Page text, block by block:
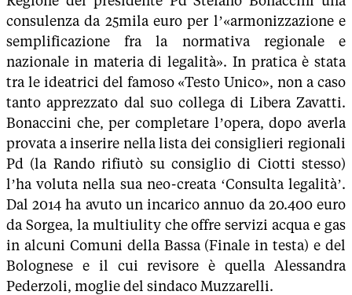
consulenza da 25mila euro per l’«armonizzazione e
semplificazione fra la normativa regionale e
nazionale in materia di legalità». In pratica è stata
tra le ideatrici del famoso «Testo Unico», non a caso
tanto apprezzato dal suo collega di Libera Zavatti.
Bonaccini che, per completare l’opera, dopo averla
provata a inserire nella lista dei consiglieri regionali
Pd (la Rando rifiutò su consiglio di Ciotti stesso)
l’ha voluta nella sua neo-creata ‘Consulta legalità’.
Dal 2014 ha avuto un incarico annuo da 20.400 euro
da Sorgea, la multiulity che offre servizi acqua e gas
in alcuni Comuni della Bassa (Finale in testa) e del
Bolognese e il cui revisore è quella Alessandra
Pederzoli, moglie del sindaco Muzzarelli.